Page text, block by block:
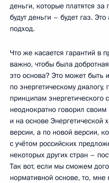
деньги, которые платятся
будут деньги – будет газ.
подход.
Что же касается гарантий в
важно, чтобы была
это основа? Это может быть
по энергетическому
принципам энергетического
неоднократно говорил
и на основе
версии, а по новой версии,
с учётом российских
некоторых других стран –
Так вот, если мы сможем
нормативной основе, то, мне